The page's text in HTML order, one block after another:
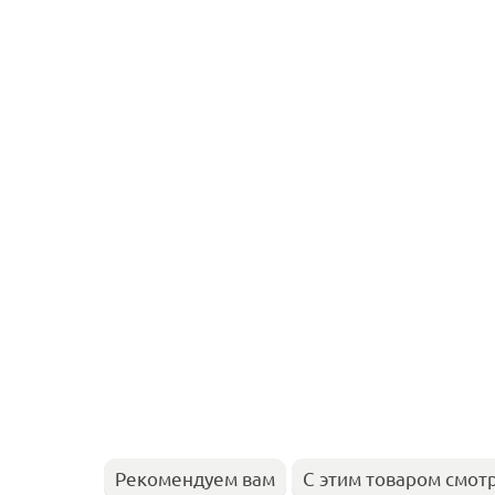
Рекомендуем вам С этим товаром